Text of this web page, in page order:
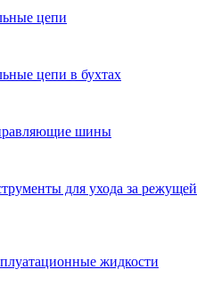
цепи
цепи в бухтах
шины
для ухода за режущей
жидкости